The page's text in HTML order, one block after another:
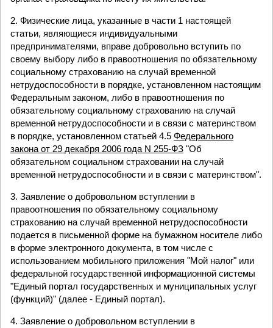
2. Физические лица, указанные в части 1 настоящей
статьи, являющиеся индивидуальными
предпринимателями, вправе добровольно вступить по
своему выбору либо в правоотношения по обязательному
социальному страхованию на случай временной
нетрудоспособности в порядке, установленном настоящим
Федеральным законом, либо в правоотношения по
обязательному социальному страхованию на случай
временной нетрудоспособности и в связи с материнством
в порядке, установленном статьей 4.5 Федерального
закона от 29 декабря 2006 года N 255-ФЗ "Об
обязательном социальном страховании на случай
временной нетрудоспособности и в связи с материнством".
3. Заявление о добровольном вступлении в
правоотношения по обязательному социальному
страхованию на случай временной нетрудоспособности
подается в письменной форме на бумажном носителе либо
в форме электронного документа, в том числе с
использованием мобильного приложения "Мой налог" или
федеральной государственной информационной системы
"Единый портал государственных и муниципальных услуг
(функций)" (далее - Единый портал).
4. Заявление о добровольном вступлении в